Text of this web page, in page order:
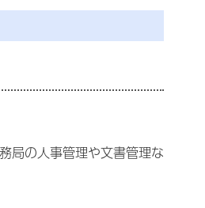
局の人事管理や文書管理な